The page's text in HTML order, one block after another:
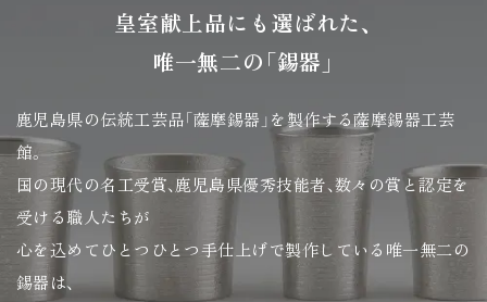
皇室献上品にも選ばれた、
唯一無二の「錫器」
鹿児島県の伝統工芸品「薩摩錫器」を製作する薩摩錫器工芸
館。
国の現代の名工受賞、鹿児島県優秀技能者、数々の賞と認定を
受ける職人たちが
心を込めてひとつひとつ手仕上げで製作している唯一無二の
錫器は、